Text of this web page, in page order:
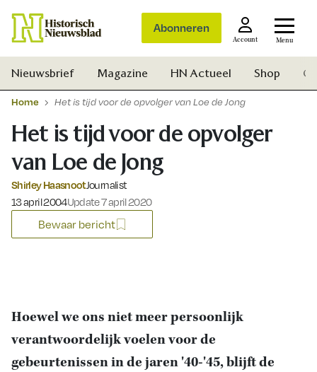
Abonneren
Account Menu
Nieuwsbrief Magazine HN Actueel Shop
Home Het is tijd voor de opvolger van Loe de Jong
Het is tijd voor de opvolger
van Loe de Jong
Shirley HaasnootJournalist
Gepubliceerd op:
13 april 2004Update 7 april 2020
Bewaar bericht
Hoewel we ons niet meer persoonlijk
verantwoordelijk voelen voor de
gebeurtenissen in de jaren '40-'45, blijft de